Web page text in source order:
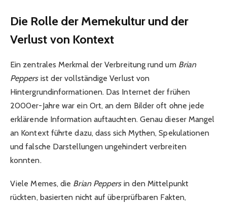
Die Rolle der Memekultur und der
Verlust von Kontext
Ein zentrales Merkmal der Verbreitung rund um Brian
Peppersist der vollständige Verlust von
Hintergrundinformationen. Das Internet der frühen
2000er-Jahre war ein Ort, an dem Bilder oft ohne jede
erklärende Information auftauchten. Genau dieser Mangel
an Kontext führte dazu, dass sich Mythen, Spekulationen
und falsche Darstellungen ungehindert verbreiten
konnten.
Viele Memes, die Brian Peppersin den Mittelpunkt
rückten, basierten nicht auf überprüfbaren Fakten,